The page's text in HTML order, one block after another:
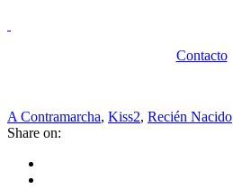
Contacto
A Contramarcha, Kiss2, Recién Nacido
Share on: